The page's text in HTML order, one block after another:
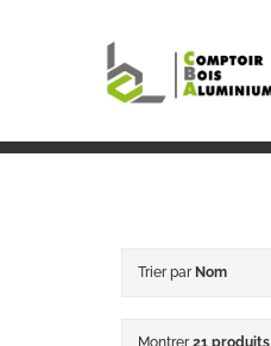
Trier par Nom
Montrer21 produits